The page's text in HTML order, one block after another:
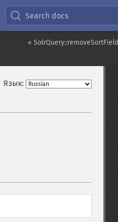
Search docs
« SolrQuery::removeSortField
Язык: